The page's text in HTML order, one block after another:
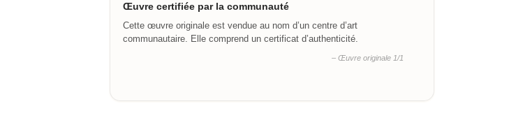
Œuvre certifiée par la communauté
Cette œuvre originale est vendue au nom d’un centre d’art
communautaire. Elle comprend un certificat d’authenticité.
– Œuvre originale 1/1